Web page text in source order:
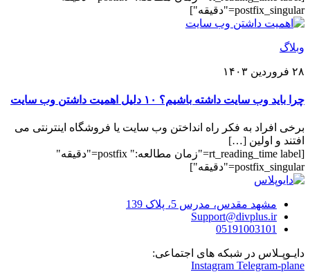
postfix_singular="دقیقه"]
وبلاگ
۲۸ فروردین ۱۴۰۳
چرا باید وب سایت داشته باشیم؟ ۱۰ دلیل اهمیت داشتن وب سایت
برخی افراد به فکر راه انداختن وب سایت یا فروشگاه اینترنتی می
افتند و اولین […]
[rt_reading_time label="زمان مطالعه:" postfix="دقیقه"
postfix_singular="دقیقه"]
مشهد مقدس، مدرس 5، پلاک 139
Support@divplus.ir
05191003101
دایـوپـلاس در شبکه های اجتماعی:
Instagram Telegram-plane